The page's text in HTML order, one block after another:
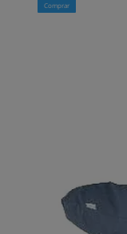
Comprar